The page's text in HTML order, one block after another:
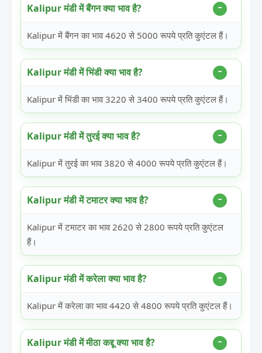
Kalipur मंडी में बैंगन क्या भाव है?
Kalipur में बैंगन का भाव 4620 से 5000 रूपये प्रति कुएंटल हैं।
Kalipur मंडी में भिंडी क्या भाव है?
Kalipur में भिंडी का भाव 3220 से 3400 रूपये प्रति कुएंटल हैं।
Kalipur मंडी में तुरई क्या भाव है?
Kalipur में तुरई का भाव 3820 से 4000 रूपये प्रति कुएंटल हैं।
Kalipur मंडी में टमाटर क्या भाव है?
Kalipur में टमाटर का भाव 2620 से 2800 रूपये प्रति कुएंटल
हैं।
Kalipur मंडी में करेला क्या भाव है?
Kalipur में करेला का भाव 4420 से 4800 रूपये प्रति कुएंटल हैं।
Kalipur मंडी में मीठा कद्दू क्या भाव है?